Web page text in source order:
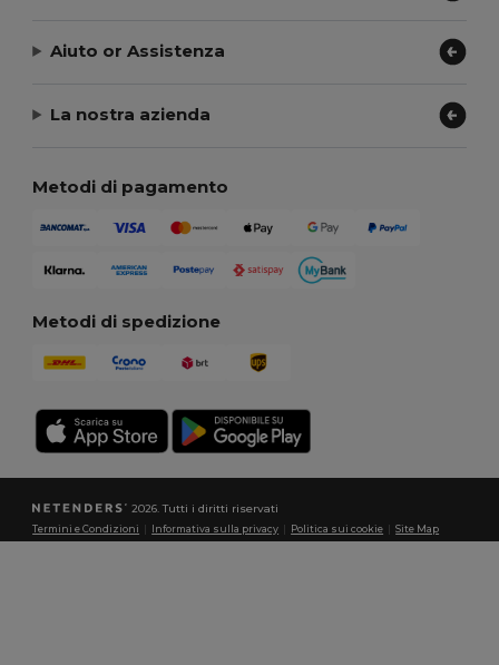
Aiuto or Assistenza
La nostra azienda
Metodi di pagamento
Metodi di spedizione
2026. Tutti i diritti riservati
Termini e Condizioni Informativa sulla privacy Politica sui cookie |Site Map